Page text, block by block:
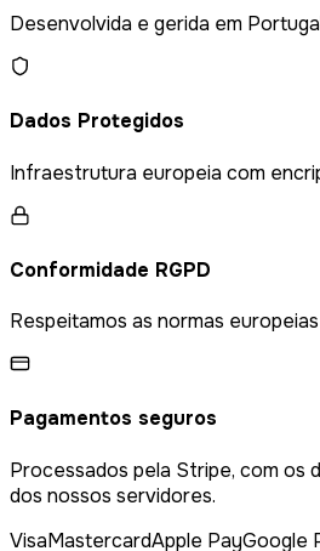
Desenvolvida e gerida em
Dados Protegidos
Infraestrutura europeia com
Conformidade RGPD
Respeitamos as normas
Pagamentos seguros
Processados pela Stripe, com os
dos nossos servidores.
VisaMastercardApple PayGoogle